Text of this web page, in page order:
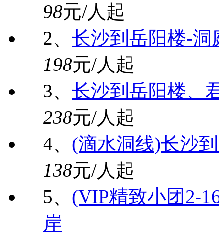
98元/人起
2、 长沙到岳阳楼-洞
198元/人起
3、 长沙到岳阳楼、
238元/人起
4、 (滴水洞线)长沙
138元/人起
5、 (VIP精致小团2-
岸